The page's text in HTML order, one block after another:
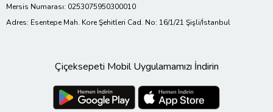
Mersis Numarası: 0253075950300010
Adres: Esentepe Mah. Kore Şehitleri Cad. No: 16/1/21 Şişli/İstanbul
Çiçeksepeti Mobil Uygulamamızı İndirin